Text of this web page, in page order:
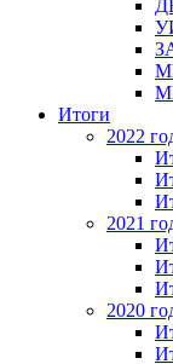
Итоги
2022
2021
2020